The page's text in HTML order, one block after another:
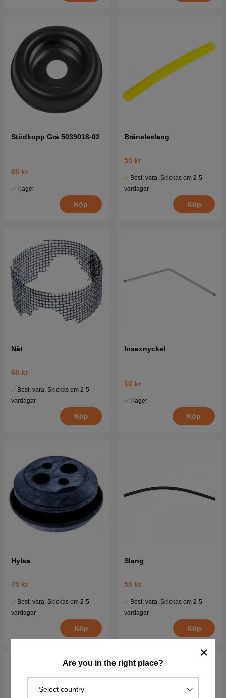
Are you in the right place?
Select country
Stödkopp Grå 5039018-02
65 kr
I lager
Köp
Bränsleslang
55 kr
Best. vara. Skickas om 2-5
vardagar
Köp
Nät
68 kr
Best. vara. Skickas om 2-5
vardagar
Köp
Insexnyckel
10 kr
I lager
Köp
Hylsa
75 kr
Best. vara. Skickas om 2-5
vardagar
Köp
Slang
55 kr
Best. vara. Skickas om 2-5
vardagar
Köp